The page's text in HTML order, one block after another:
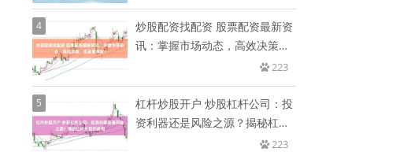
4
炒股配资找配资 股票配资最新资
讯：掌握市场动态，高效决策，
223
5
杠杆炒股开户 炒股杠杆公司：投
资利器还是风险之源？揭秘杠杆
223